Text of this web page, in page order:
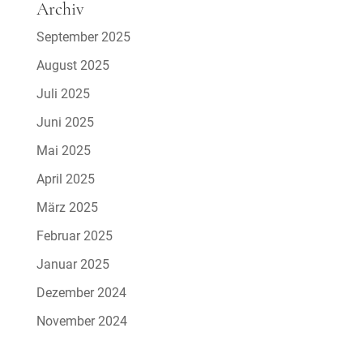
Archiv
September 2025
August 2025
Juli 2025
Juni 2025
Mai 2025
April 2025
März 2025
Februar 2025
Januar 2025
Dezember 2024
November 2024